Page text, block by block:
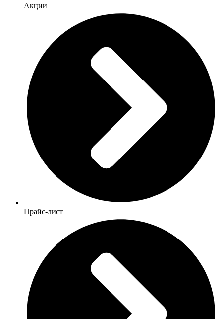
Акции
Прайс-лист